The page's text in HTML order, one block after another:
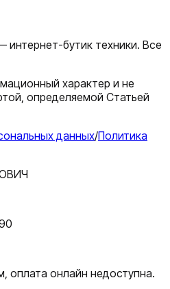
интернет-бутик техники. Все
характер и не
определяемой Статьей
данных/Политика
оплата онлайн недоступна.